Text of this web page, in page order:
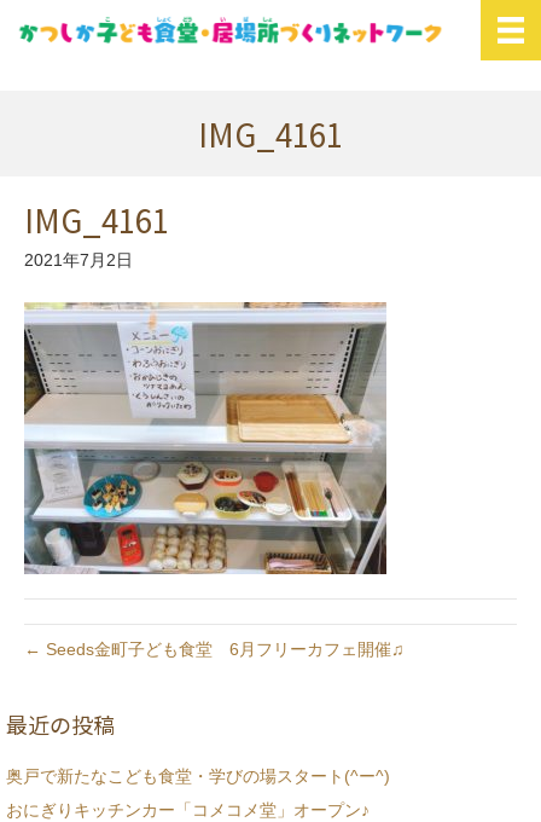
IMG_4161
IMG_4161
2021年7月2日
← Seeds金町子ども食堂 6月フリーカフェ開催♫
最近の投稿
奥戸で新たなこども食堂・学びの場スタート(^ー^)
おにぎりキッチンカー「コメコメ堂」オープン♪